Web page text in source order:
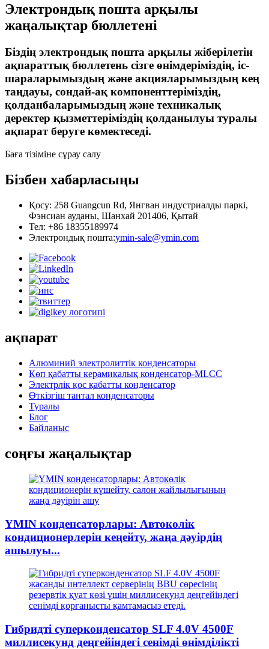
Электрондық пошта арқылы
жаңалықтар бюллетені
Біздің электрондық пошта арқылы жіберілетін
ақпараттық бюллетень сізге өнімдеріміздің, іс-
шараларымыздың және акцияларымыздың кең
таңдауы, сондай-ақ компоненттеріміздің,
қолданбаларымыздың және техникалық
деректер қызметтеріміздің қолданылуы туралы
ақпарат беруге көмектеседі.
Баға тізіміне сұрау салу
Бізбен хабарласыңы
Қосу: 258 Guangcun Rd, Янгван индустриалды паркі,
Фэнсиан ауданы, Шанхай 201406, Қытай
Тел: +86 18355189974
Электрондық пошта:ymin-sale@ymin.com
ақпарат
Алюминий электролиттік конденсаторы
Көп қабатты керамикалық конденсатор-MLCC
Электрлік қос қабатты конденсатор
Өткізгіш тантал конденсаторы
Туралы
Блог
Байланыс
соңғы жаңалықтар
YMIN конденсаторлары: Автокөлік
кондиционерлерін кеңейту, жаңа дәуірдің
ашылуы...
Гибридті суперконденсатор SLF 4.0V 4500F
миллисекунд деңгейіндегі сенімді өнімділікті